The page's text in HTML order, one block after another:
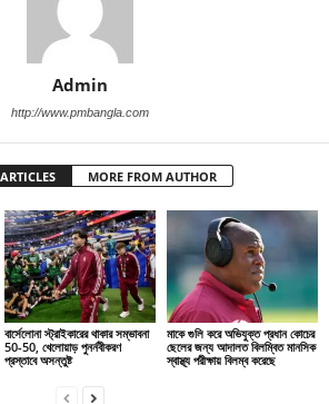
Admin
http://www.pmbangla.com
MORE FROM AUTHOR
বার্সেলোনা স্ট্রাইকারের থাকার সম্ভাবনা
50-50, খেলোয়াড় পুনর্নবীকরণ
প্রস্তাবে অসন্তুষ্ট
মাকে গুলি করে অভিযুক্ত প্রধান কোচের
ছেলের জন্য আদালত বিলম্বিত মানসিক
স্বাস্থ্য পরীক্ষায় বিলম্ব করেছে